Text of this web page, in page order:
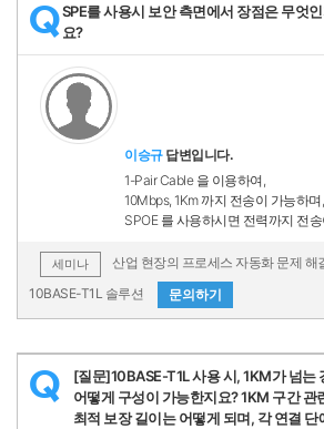
QSPE를 사용시 보안 측면에서 장점은 무엇
요?
이승규답변입니다.
1-Pair Cable 을 이용하여,
10Mbps, 1Km 까지 전송이 가능하며,
SPOE 를 사용하시면 전력까지 전
세미나
산업 현장의 프로세스 자동화 문제
10BASE-T1L 솔루션
문의하기
Q
[질문]10BASE-T1L 사용 시, 1KM가 넘는
어떻게 구성이 가능한지요? 1KM 구간 관
최적 보장 길이는 어떻게 되며, 각 연결